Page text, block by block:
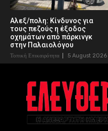
Αλεξ/πολη: Κίνδυνος για
τους πεζούς η έξοδος
οχημάτων από πάρκινγκ
στην Παλαιολόγου
Τοπική Επικαιρότητα 5 August 2026